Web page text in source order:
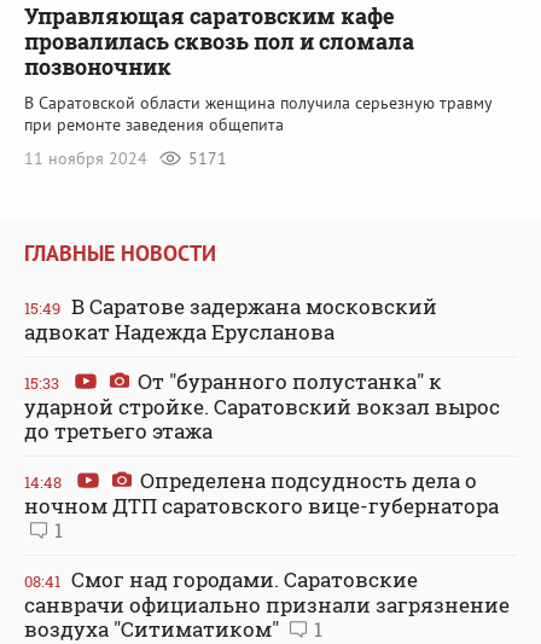
Управляющая саратовским кафе
провалилась сквозь пол и сломала
позвоночник
В Саратовской области женщина получила серьезную травму
при ремонте заведения общепита
11 ноября 2024
5171
ГЛАВНЫЕ НОВОСТИ
15:49 В Саратове задержана московский
адвокат Надежда Ерусланова
15:33
От "буранного полустанка" к
ударной стройке. Саратовский вокзал вырос
до третьего этажа
14:48
Определена подсудность дела о
ночном ДТП саратовского вице-губернатора
1
08:41 Смог над городами. Саратовские
санврачи официально признали загрязнение
воздуха "Ситиматиком"
1